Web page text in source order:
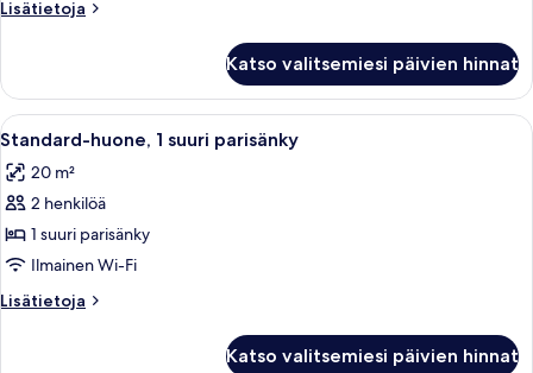
kuvat
Lisätietoja
Lisätietoja
useita
sänkyjä
(King)
Katso valitsemiesi päivien hinnat
Avaa
kaikki
huonetyypin
Standard-
huone,
1
suuri
parisänky
Hotellihuoneessa on suuri sänky,
11
Standard-huone, 1 suuri parisänky
20 m²
2 henkilöä
1 suuri parisänky
Ilmainen Wi-Fi
Lisätietoja
Lisätietoja
Katso valitsemiesi päivien hinnat